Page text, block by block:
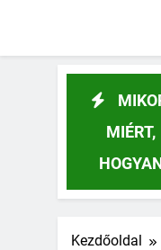
MIÉRT,
módszert: Újranő
Kezdőoldal